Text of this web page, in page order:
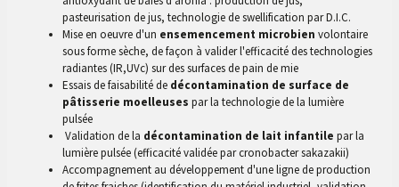
pasteurisation de jus, technologie de swellification par D.I.C.
Mise en oeuvre d'un ensemencement microbien volontaire
sous forme sèche, de façon à valider l'efficacité des technologies
radiantes (IR,UVc) sur des surfaces de pain de mie
Essais de faisabilité de décontamination de surface de
pâtisserie moelleuses par la technologie de la lumière
pulsée
Validation de la décontamination de lait infantile par la
lumière pulsée (efficacité validée par cronobacter sakazakii)
Accompagnement au développement d'une ligne de production